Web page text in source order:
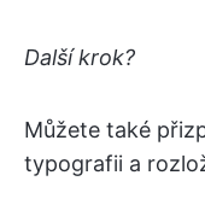
Další krok?
Můžete také
typografii a